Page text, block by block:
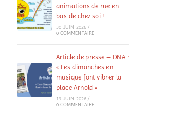
animations de rue en
bas de chez soi !
30 JUIN 2026 /
0 COMMENTAIRE
Article de presse – DNA :
« Les dimanches en
musique font vibrer la
place Arnold »
19 JUIN 2026 /
0 COMMENTAIRE